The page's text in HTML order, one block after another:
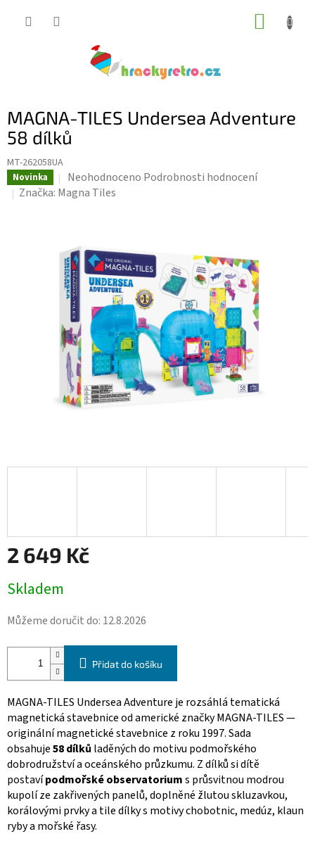
MAGNA-TILES Undersea Adventure
58 dílků
MT-262058UA
Novinka
Průměrné
hodnocení
z
5
hvězdiček.
Neohodnoceno Podrobnosti hodnocení
Značka: Magna Tiles
2 649 Kč
cena:
Skladem
Můžeme doručit do: 12.8.2026
Přidat do košíku
MAGNA-TILES Undersea Adventure je rozsáhlá tematická
magnetická stavebnice od americké značky MAGNA-TILES —
originální magnetické stavebnice z roku 1997. Sada
obsahuje58 dílků laděných do motivu podmořského
dobrodružství a oceánského průzkumu. Z dílků si dítě
postavípodmořské observatoriums průsvitnou modrou
kupolí ze zakřivených panelů, doplněné žlutou skluzavkou,
korálovými prvky a tile dílky s motivy chobotnic, medúz, klaun
ryby a mořské řasy.